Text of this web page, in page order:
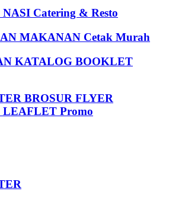
Catering & Resto
MAKANAN Cetak Murah
KATALOG BOOKLET
BROSUR FLYER
Promo